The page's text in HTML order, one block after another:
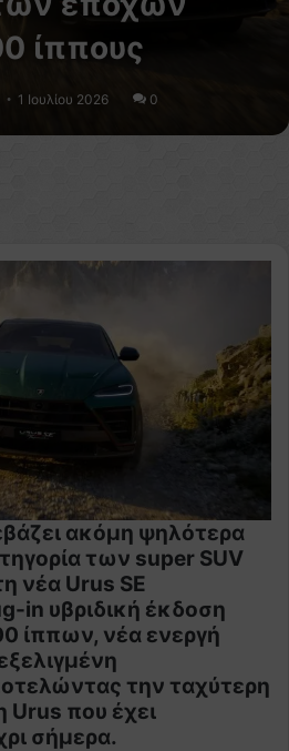
ίππους
1 Ιουλίου 2026 0
ακόμη ψηλότερα
των super SUV
νέα Urus SE
in υβριδική έκδοση
ίππων, νέα ενεργή
την ταχύτερη
Urus που έχει
σήμερα.